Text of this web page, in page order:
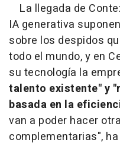
La llegada de
IA generativa
sobre los despidos
todo el mundo, y en
su tecnología la
talento existente" y
basada en la
van a poder hacer
complementarias",